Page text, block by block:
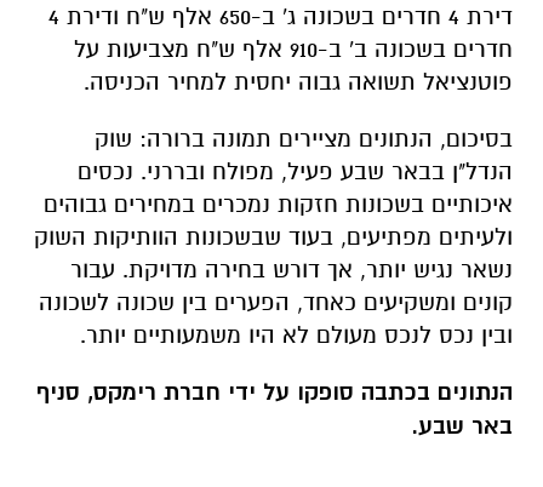
דירת 4 חדרים בשכונה ג' ב-650 אלף ש"ח ודירת 4
חדרים בשכונה ב' ב-910 אלף ש"ח מצביעות על
פוטנציאל תשואה גבוה יחסית למחיר הכניסה.
בסיכום, הנתונים מציירים תמונה ברורה: שוק
הנדל"ן בבאר שבע פעיל, מפולח ובררני. נכסים
איכותיים בשכונות חזקות נמכרים במחירים גבוהים
ולעיתים מפתיעים, בעוד שבשכונות הוותיקות השוק
נשאר נגיש יותר, אך דורש בחירה מדויקת. עבור
קונים ומשקיעים כאחד, הפערים בין שכונה לשכונה
ובין נכס לנכס מעולם לא היו משמעותיים יותר.
הנתונים בכתבה סופקו על ידי חברת רימקס, סניף
באר שבע.